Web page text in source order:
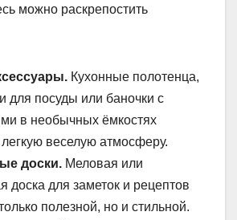
можно раскрепостить
Кухонные полотенца,
для посуды или баночки с
в необычных ёмкостях
легкую веселую атмосферу.
доски. Меловая или
доска для заметок и рецептов
полезной, но и стильной.